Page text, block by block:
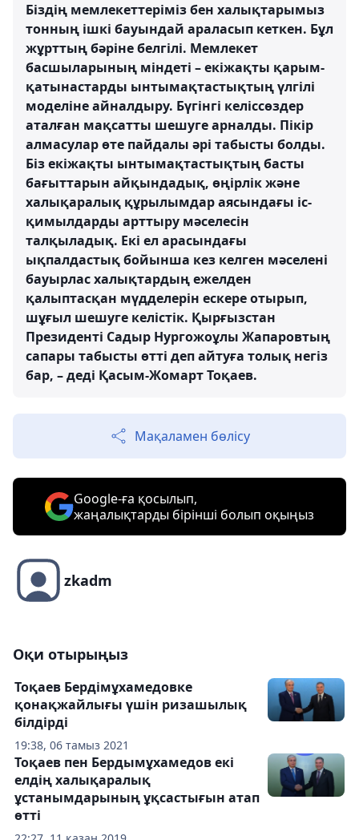
Біздің мемлекеттеріміз бен халықтарымыз
тонның ішкі бауындай араласып кеткен. Бұл
жұрттың бәріне белгілі. Мемлекет
басшыларының міндеті – екіжақты қарым-
қатынастарды ынтымақтастықтың үлгілі
моделіне айналдыру. Бүгінгі келіссөздер
аталған мақсатты шешуге арналды. Пікір
алмасулар өте пайдалы әрі табысты болды.
Біз екіжақты ынтымақтастықтың басты
бағыттарын айқындадық, өңірлік және
халықаралық құрылымдар аясындағы іс-
қимылдарды арттыру мәселесін
талқыладық. Екі ел арасындағы
ықпалдастық бойынша кез келген мәселені
бауырлас халықтардың ежелден
қалыптасқан мүдделерін ескере отырып,
шұғыл шешуге келістік. Қырғызстан
Президенті Садыр Нургожоұлы Жапаровтың
сапары табысты өтті деп айтуға толық негіз
бар, – деді Қасым-Жомарт Тоқаев.
Мақаламен бөлісу
Google-ға қосылып,
жаңалықтарды бірінші болып оқыңыз
zkadm
Оқи отырыңыз
19:38, 06 тамыз 2021
Тоқаев Бердімұхамедовке
қонақжайлығы үшін ризашылық
білдірді
Тоқаев пен Бердымұхамедов екі
елдің халықаралық
ұстанымдарының ұқсастығын атап
өтті